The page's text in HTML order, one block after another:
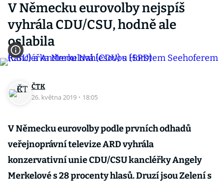
V Německu eurovolby nejspíš
vyhrála CDU/CSU, hodně ale
oslabila
ČTK
26. května 2019 · 18:05
V Německu eurovolby podle prvních odhadů
veřejnoprávní televize ARD vyhrála
konzervativní unie CDU/CSU kancléřky Angely
Merkelové s 28 procenty hlasů. Druzí jsou Zelení s